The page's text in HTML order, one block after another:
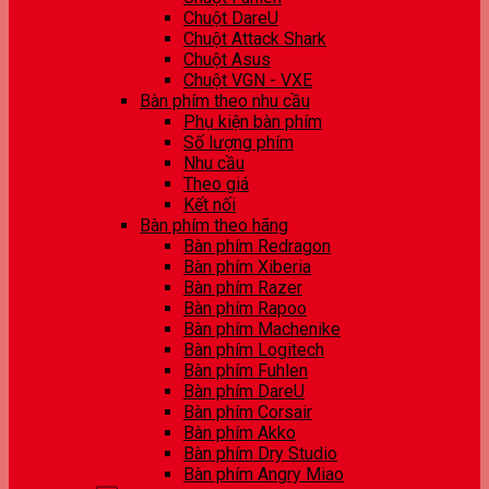
Chuột DareU
Chuột Attack Shark
Chuột Asus
Chuột VGN - VXE
Bàn phím theo nhu cầu
Phụ kiện bàn phím
Số lượng phím
Nhu cầu
Theo giá
Kết nối
Bàn phím theo hãng
Bàn phím Redragon
Bàn phím Xiberia
Bàn phím Razer
Bàn phím Rapoo
Bàn phím Machenike
Bàn phím Logitech
Bàn phím Fuhlen
Bàn phím DareU
Bàn phím Corsair
Bàn phím Akko
Bàn phím Dry Studio
Bàn phím Angry Miao